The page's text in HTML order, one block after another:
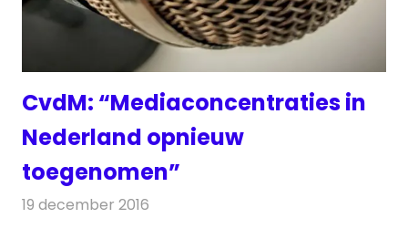
CvdM: “Mediaconcentraties in
Nederland opnieuw
toegenomen”
19 december 2016